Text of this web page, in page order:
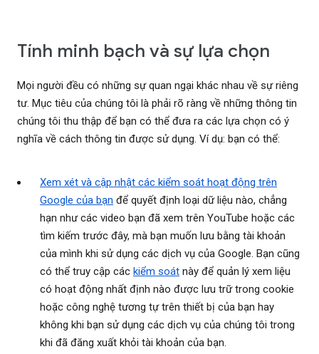
Tính minh bạch và sự lựa chọn
Mọi người đều có những sự quan ngại khác nhau về sự riêng
tư. Mục tiêu của chúng tôi là phải rõ ràng về những thông tin
chúng tôi thu thập để bạn có thể đưa ra các lựa chọn có ý
nghĩa về cách thông tin được sử dụng. Ví dụ: bạn có thể:
Xem xét và cập nhật các kiểm soát hoạt động trên
Google của bạn để quyết định loại dữ liệu nào, chẳng
hạn như các video bạn đã xem trên YouTube hoặc các
tìm kiếm trước đây, mà bạn muốn lưu bằng tài khoản
của mình khi sử dụng các dịch vụ của Google. Bạn cũng
có thể truy cập các kiểm soát này để quản lý xem liệu
có hoạt động nhất định nào được lưu trữ trong cookie
hoặc công nghệ tương tự trên thiết bị của bạn hay
không khi bạn sử dụng các dịch vụ của chúng tôi trong
khi đã đăng xuất khỏi tài khoản của bạn.